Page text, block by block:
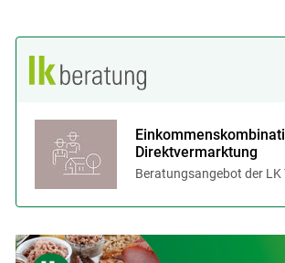
Direktvermarktung
Beratungsangebot der LK